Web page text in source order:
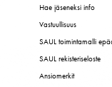
Hae jäseneksi info
Vastuullisuus
SAUL toimintamalli
SAUL rekisteriseloste
Ansiomerkit